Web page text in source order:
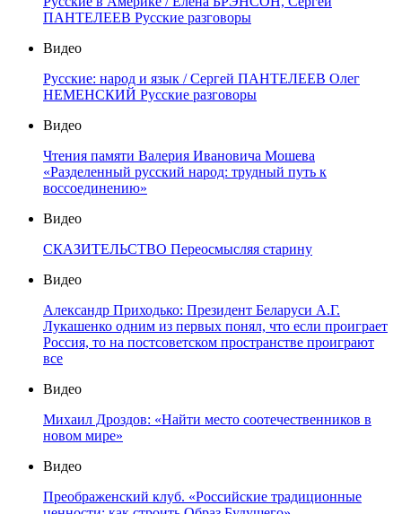
ПАНТЕЛЕЕВ Русские разговоры
Видео
Русские: народ и язык / Сергей ПАНТЕЛЕЕВ Олег
НЕМЕНСКИЙ Русские разговоры
Видео
Чтения памяти Валерия Ивановича Мошева
«Разделенный русский народ: трудный путь к
воссоединению»
Видео
СКАЗИТЕЛЬСТВО Переосмысляя старину
Видео
Александр Приходько: Президент Беларуси А.Г.
Лукашенко одним из первых понял, что если проиграет
Россия, то на постсоветском пространстве проиграют
все
Видео
Михаил Дроздов: «Найти место соотечественников в
новом мире»
Видео
Преображенский клуб. «Российские традиционные